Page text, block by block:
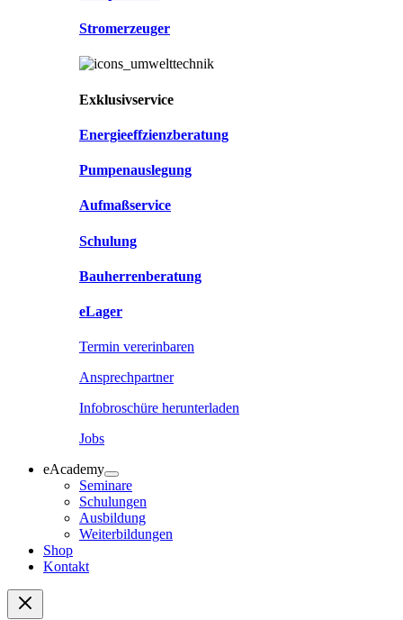
Stromerzeuger
Exklusivservice
Energieeffzienzberatung
Pumpenauslegung
Aufmaßservice
Schulung
Bauherrenberatung
eLager
Termin vererinbaren
Ansprechpartner
Infobroschüre herunterladen
Jobs
eAcademy
Seminare
Schulungen
Ausbildung
Weiterbildungen
Shop
Kontakt